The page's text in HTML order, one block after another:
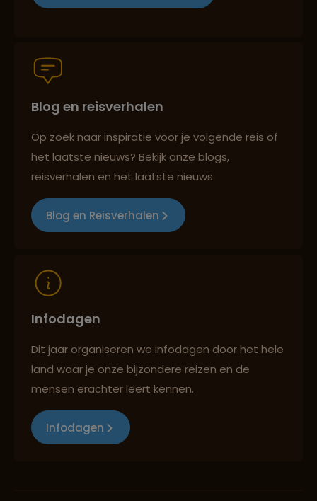
Best beoordeelde reisroutes
Reizen met oog voor mens, cultuur en milieu
Blog en reisverhalen
Op zoek naar inspiratie voor je volgende reis of
het laatste nieuws? Bekijk onze blogs,
reisverhalen en het laatste nieuws.
Blog en Reisverhalen
Infodagen
Dit jaar organiseren we infodagen door het hele
land waar je onze bijzondere reizen en de
mensen erachter leert kennen.
Infodagen